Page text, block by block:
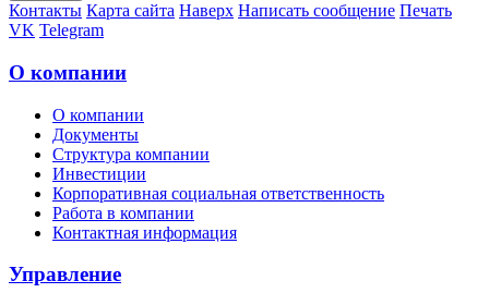
Контакты Карта сайта Наверх Написать сообщение Печать
VK Telegram
О компании
О компании
Документы
Структура компании
Инвестиции
Корпоративная социальная ответственность
Работа в компании
Контактная информация
Управление